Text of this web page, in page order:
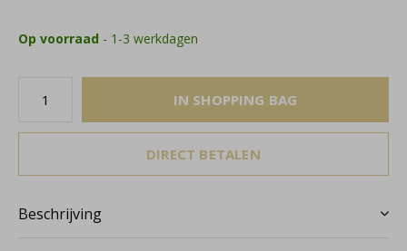
Op voorraad - 1-3 werkdagen
IN SHOPPING BAG
DIRECT BETALEN
Beschrijving